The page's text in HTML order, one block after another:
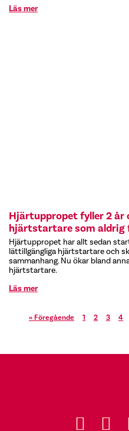
Läs mer
Hjärtuppropet fyller 2 år
hjärtstartare som aldrig
Hjärtuppropet har allt sedan
lättillgängliga hjärtstartare och
sammanhang. Nu ökar bland
hjärtstartare.
Läs mer
« Föregående 1 2 3 4